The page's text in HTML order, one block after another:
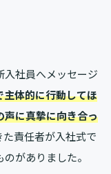
社員へメッセージ
体的に行動してほ
声に真摯に向き合っ
た責任者が入社式で
がありました。